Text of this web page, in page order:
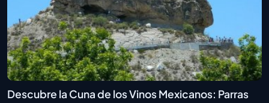
Descubre la Cuna de los Vinos Mexicanos: Parras